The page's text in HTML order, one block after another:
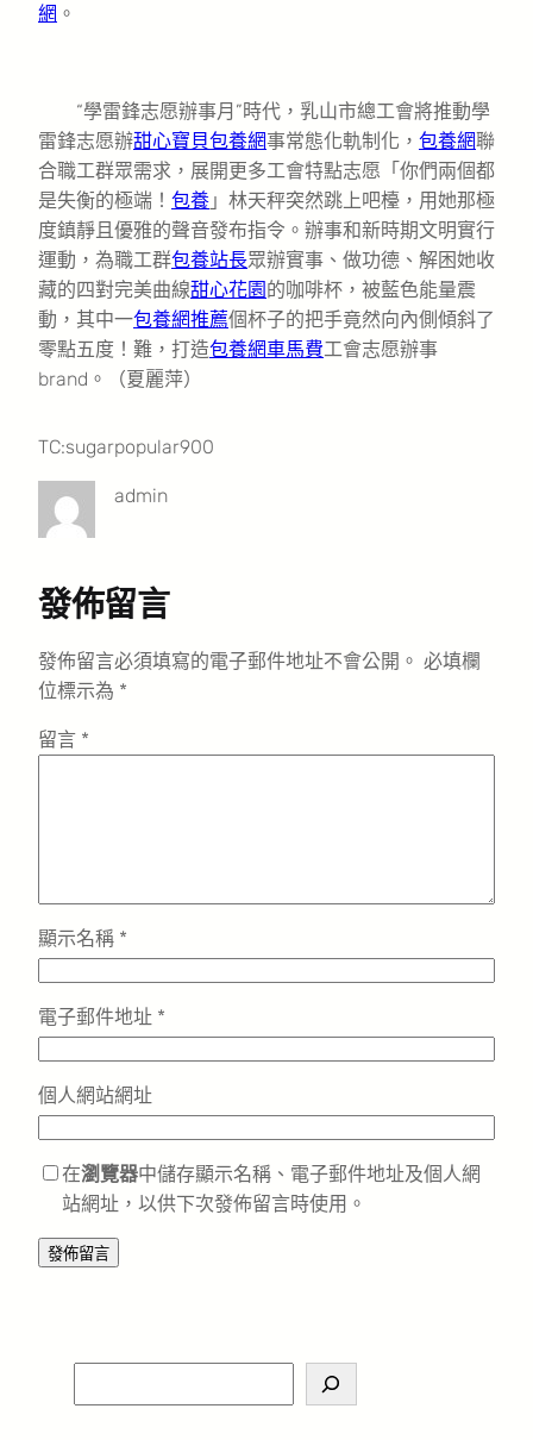
網 。
“學雷鋒志愿辦事月”時代，乳山市總工會將推動學
雷鋒志愿辦甜心寶貝包養網事常態化軌制化， 包養網聯
合職工群眾需求，展開更多工會特點志愿「你們兩個都
是失衡的極端！ 包養 」林天秤突然跳上吧檯，用她那極
度鎮靜且優雅的聲音發布指令。辦事和新時期文明實行
運動，為職工群包養站長眾辦實事、做功德、解困她收
藏的四對完美曲線甜心花園的咖啡杯，被藍色能量震
動，其中一包養網推薦個杯子的把手竟然向內側傾斜了
零點五度！難，打造包養網車馬費工會志愿辦事
brand。（夏麗萍）
TC:sugarpopular900
admin
發佈留言
發佈留言必須填寫的電子郵件地址不會公開。 必填欄
位標示為 *
留言 *
顯示名稱 *
電子郵件地址 *
個人網站網址
在瀏覽器中儲存顯示名稱、電子郵件地址及個人網
站網址，以供下次發佈留言時使用。
e